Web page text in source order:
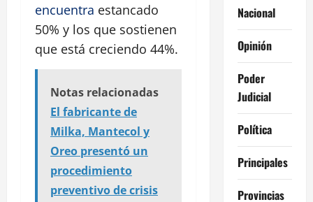
encuentra estancado
50% y los que sostienen
que está creciendo 44%.
Notas relacionadas
El fabricante de
Milka, Mantecol y
Oreo presentó un
procedimiento
preventivo de crisis
Nacional
Opinión
Poder
Judicial
Política
Principales
Provincias